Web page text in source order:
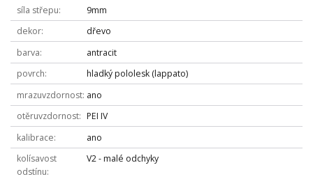
síla střepu
9mm
dekor
dřevo
barva
antracit
povrch
hladký pololesk (lappato)
mrazuvzdornost ano
otěruvzdornost
PEI IV
kalibrace
ano
kolísavost
odstínu
V2 - malé odchyky